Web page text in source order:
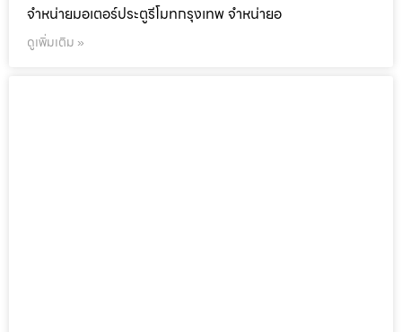
จำหน่ายมอเตอร์ประตูรีโมทกรุงเทพ จำหน่ายอ
ดูเพิ่มเติม »